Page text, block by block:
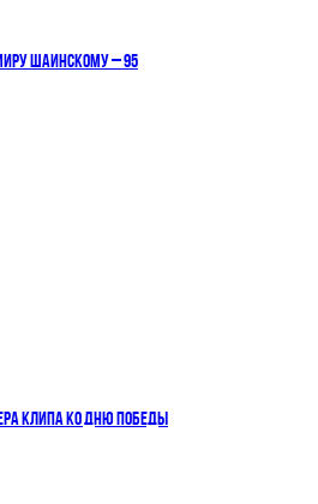
ШАИНСКОМУ – 95
КЛИПА КО ДНЮ ПОБЕДЫ